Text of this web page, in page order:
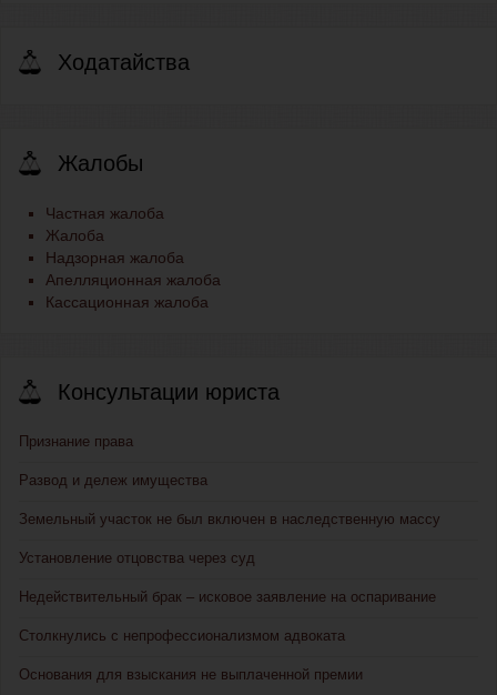
Ходатайства
Жалобы
Частная жалоба
Жалоба
Надзорная жалоба
Апелляционная жалоба
Кассационная жалоба
Консультации юриста
Признание права
Развод и дележ имущества
Земельный участок не был включен в наследственную массу
Установление отцовства через суд
Недействительный брак – исковое заявление на оспаривание
Столкнулись с непрофессионализмом адвоката
Основания для взыскания не выплаченной премии